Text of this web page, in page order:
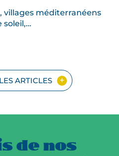
méditerranéens
soleil,…
ARTICLES
de nos